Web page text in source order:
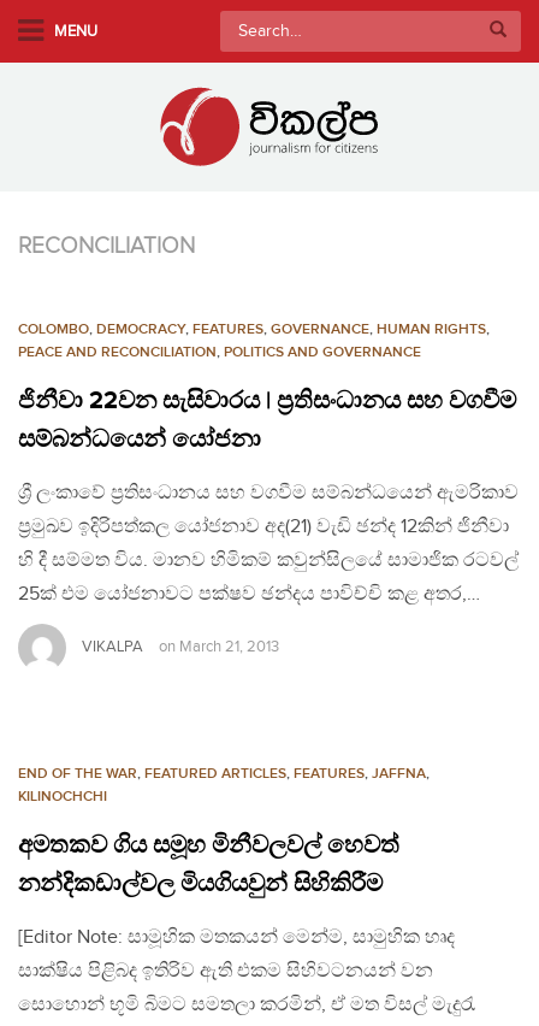
MENU
Search
for:
RECONCILIATION
COLOMBO, DEMOCRACY, FEATURES, GOVERNANCE, HUMAN RIGHTS,
PEACE AND RECONCILIATION, POLITICS AND GOVERNANCE
ජිනීවා 22වන සැසිවාරය | ප්‍රතිසංධානය සහ වගවීම
සම්බන්ධයෙන් යෝජනා
ශ්‍රී ලංකාවේ ප්‍රතිසංධානය සහ වගවීම සම්බන්ධයෙන් ඇමරිකාව
ප්‍රමුඛව ඉදිරිපත්කල යෝජනාව අද(21) වැඩි ඡන්ද 12කින් ජිනීවා
හි දී සම්මත විය. මානව හිමිකම් කවුන්සිලයේ සාමාජික රටවල්
25ක් එම යෝජනාවට පක්ෂව ඡන්දය පාවිච්චි කළ අතර,…
VIKALPA on March 21, 2013
END OF THE WAR, FEATURED ARTICLES, FEATURES, JAFFNA,
KILINOCHCHI
අමතකව ගිය සමූහ මිනීවලවල් හෙවත්
නන්දිකඩාල්වල මියගියවුන් සිහිකිරීම
[Editor Note: සාමූහික මතකයන් මෙන්ම, සාමුහික හෘද
සාක්ෂිය පිළිබද ඉතිරිව ඇති එකම සිහිවටනයන් වන
සොහොන් භූමි බිමට සමතලා කරමින්, ඒ මත විසල් මැදුරැ